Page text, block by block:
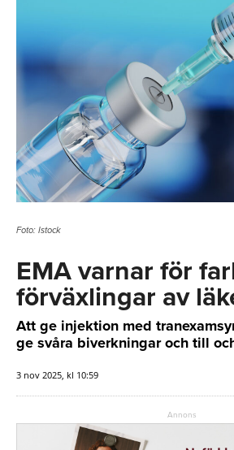
Foto: Istock
EMA varnar för
förväxlingar av
Att ge injektion med
ge svåra biverkningar och till
3 nov 2025, kl 10:59
Annons